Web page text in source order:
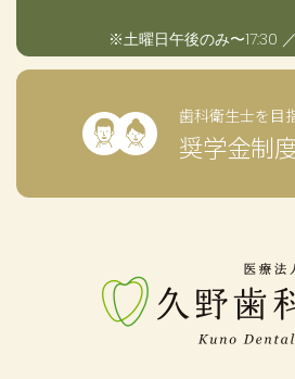
※土曜日午後のみ〜17:30
歯科衛生士を目
奨学金制